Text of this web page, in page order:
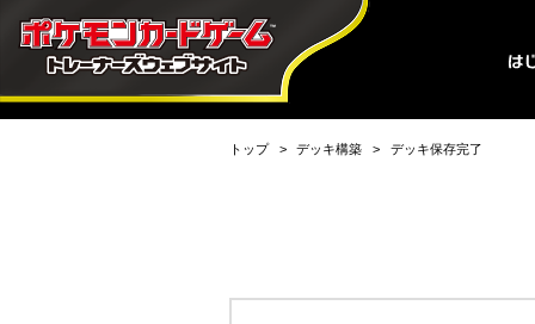
トップ デッキ構築 デッキ保存完了